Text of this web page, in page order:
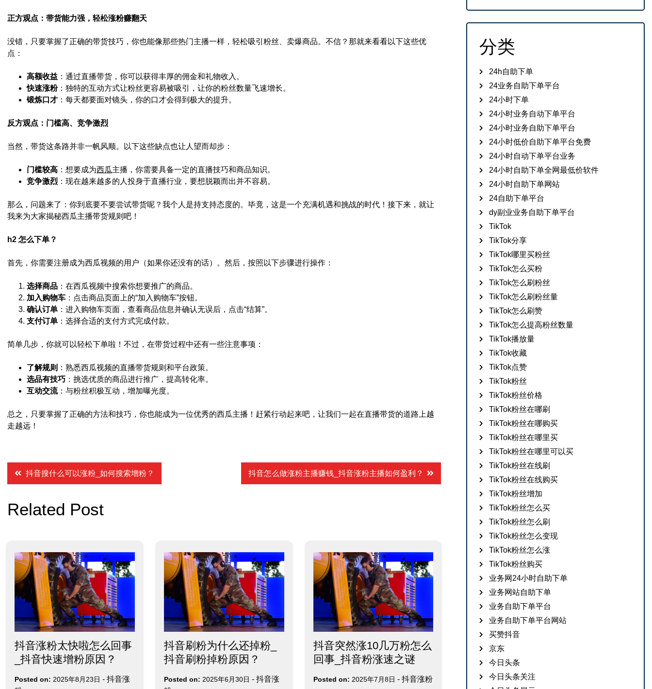
正方观点：带货能力强，轻松涨粉赚翻天
没错，只要掌握了正确的带货技巧，你也能像那些热门主播一样，轻松吸引粉丝、卖爆商品。不信？那就来看看以下这些优
点：
高额收益 ：通过直播带货，你可以获得丰厚的佣金和礼物收入。
快速涨粉：独特的互动方式让粉丝更容易被吸引，让你的粉丝数量飞速增长。
锻炼口才 ：每天都要面对镜头，你的口才会得到极大的提升。
反方观点：门槛高、竞争激烈
当然，带货这条路并非一帆风顺。以下这些缺点也让人望而却步：
门槛较高 ：想要成为西瓜主播，你需要具备一定的直播技巧和商品知识。
竞争激烈 ：现在越来越多的人投身于直播行业，要想脱颖而出并不容易。
那么，问题来了：你到底要不要尝试带货呢？我个人是持支持态度的。毕竟，这是一个充满机遇和挑战的时代！接下来，就让
我来为大家揭秘西瓜主播带货规则吧！
h2 怎么下单？
首先，你需要注册成为西瓜视频的用户（如果你还没有的话）。然后，按照以下步骤进行操作：
选择商品 ：在西瓜视频中搜索你想要推广的商品。
加入购物车 ：点击商品页面上的“加入购物车”按钮。
确认订单 ：进入购物车页面，查看商品信息并确认无误后，点击“结算”。
支付订单 ：选择合适的支付方式完成付款。
简单几步，你就可以轻松下单啦！不过，在带货过程中还有一些注意事项：
了解规则 ：熟悉西瓜视频的直播带货规则和平台政策。
选品有技巧 ：挑选优质的商品进行推广，提高转化率。
互动交流：与粉丝积极互动，增加曝光度。
总之，只要掌握了正确的方法和技巧，你也能成为一位优秀的西瓜主播！赶紧行动起来吧，让我们一起在直播带货的道路上越
走越远！
文
章
航
抖音搜什么可以涨粉_如何搜索增粉？ 抖音怎么做涨粉主播赚钱_抖音涨粉主播如何盈利？
Related Post
抖音涨粉太快啦怎么回事
_抖音快速增粉原因？
Posted on: 2025年8月23日 - 抖音涨
抖音刷粉为什么还掉粉_
抖音刷粉掉粉原因？
Posted on: 2025年6月30日 - 抖音涨
抖音突然涨10几万粉怎么
回事_抖音粉涨速之谜
Posted on: 2025年7月8日 - 抖音涨粉
分类
24h自助下单
24业务自助下单平台
24小时下单
24小时业务自动下单平台
24小时业务自助下单平台
24小时低价自助下单平台免费
24小时自动下单平台业务
24小时自助下单全网最低价软件
24小时自助下单网站
24自助下单平台
dy副业业务自助下单平台
TikTok
TikTok分享
TikTok哪里买粉丝
TikTok怎么买粉
TikTok怎么刷粉丝
TikTok怎么刷粉丝量
TikTok怎么刷赞
TikTok怎么提高粉丝数量
TikTok播放量
TikTok收藏
TikTok点赞
TikTok粉丝
TikTok粉丝价格
TikTok粉丝在哪刷
TikTok粉丝在哪购买
TikTok粉丝在哪里买
TikTok粉丝在哪里可以买
TikTok粉丝在线刷
TikTok粉丝在线购买
TikTok粉丝增加
TikTok粉丝怎么买
TikTok粉丝怎么刷
TikTok粉丝怎么变现
TikTok粉丝怎么涨
TikTok粉丝购买
业务网24小时自助下单
业务网站自助下单
业务自助下单平台
业务自助下单平台网站
买赞抖音
京东
今日头条
今日头条关注